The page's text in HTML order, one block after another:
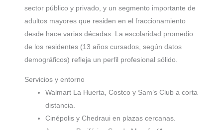
sector público y privado, y un segmento importante de
adultos mayores que residen en el fraccionamiento
desde hace varias décadas. La escolaridad promedio
de los residentes (13 años cursados, según datos
demográficos) refleja un perfil profesional sólido.
Servicios y entorno
Walmart La Huerta, Costco y Sam’s Club a corta
distancia.
Cinépolis y Chedraui en plazas cercanas.